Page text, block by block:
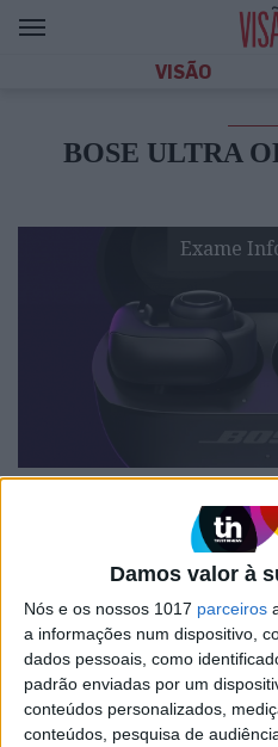
Damos valor à
Nós e os nossos 1017 parceiros
a informações num dispositivo,
dados pessoais, como
padrão enviadas por um
conteúdos personalizados,
conteúdos, pesquisa de
VISÃO
BOSE ULTRA
Exame
Bose Ultra Open
análise: Ouvir
sem pausas
A Bose aposta num
design fora do
conforto e por permitir
mais sem perder o
redor, mas que não é